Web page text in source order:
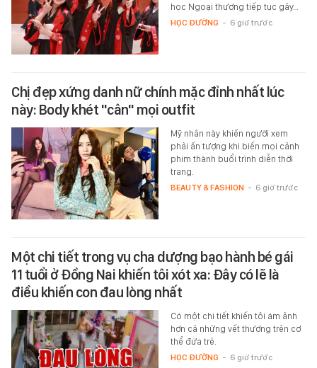
học Ngoại thương tiếp tục gây…
HỌC ĐƯỜNG - 6 giờ trước
Chị đẹp xứng danh nữ chính mặc đỉnh nhất lúc
này: Body khét "cân" mọi outfit
Mỹ nhân này khiến người xem
phải ấn tượng khi biến mọi cảnh
phim thành buổi trình diễn thời
trang.
BEAUTY & FASHION - 6 giờ trước
Một chi tiết trong vụ cha dượng bạo hành bé gái
11 tuổi ở Đồng Nai khiến tôi xót xa: Đây có lẽ là
điều khiến con đau lòng nhất
Có một chi tiết khiến tôi ám ảnh
hơn cả những vết thương trên cơ
thể đứa trẻ.
HỌC ĐƯỜNG - 6 giờ trước